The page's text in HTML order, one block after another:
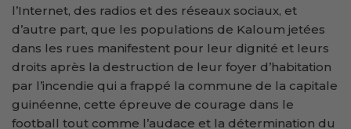
l’Internet, des radios et des réseaux sociaux, et
d’autre part, que les populations de Kaloum jetées
dans les rues manifestent pour leur dignité et leurs
droits après la destruction de leur foyer d’habitation
par l’incendie qui a frappé la commune de la capitale
guinéenne, cette épreuve de courage dans le
football tout comme l’audace et la détermination du